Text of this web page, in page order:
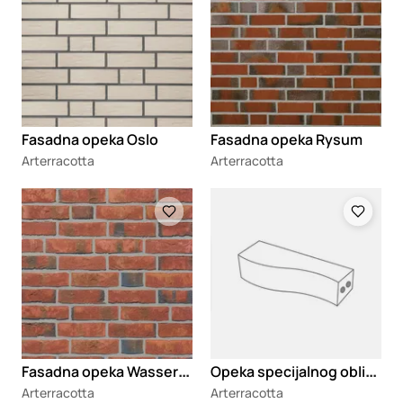
Fasadna opeka Oslo
Arterracotta
Fasadna opeka Rysum
Arterracotta
Loading
F
asadna opeka Wasserstrich
Arterracotta
O
peka specijalnog oblika Swallow brick
Arterracotta